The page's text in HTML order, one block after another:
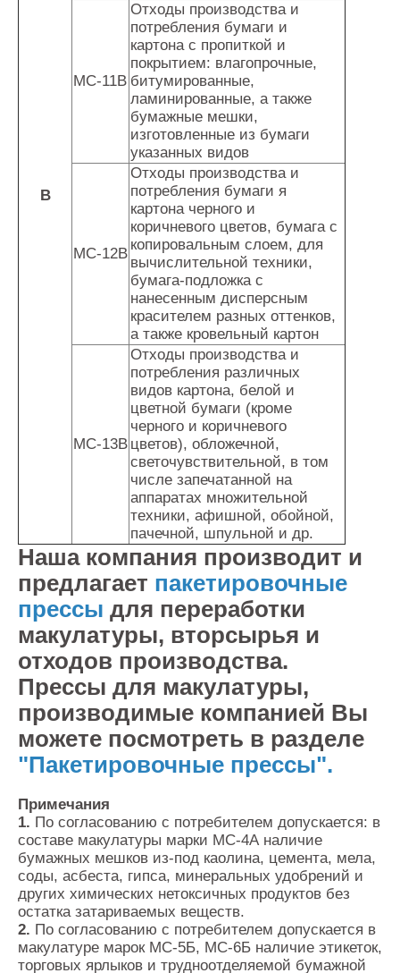
В
МС-11В
Отходы производства и
потребления бумаги и
картона с пропиткой и
покрытием: влагопрочные,
битумированные,
ламинированные, а также
бумажные мешки,
изготовленные из бумаги
указанных видов
МС-12В
Отходы производства и
потребления бумаги я
картона черного и
коричневого цветов, бумага с
копировальным слоем, для
вычислительной техники,
бумага-подложка с
нанесенным дисперсным
красителем разных оттенков,
а также кровельный картон
МС-13В
Отходы производства и
потребления различных
видов картона, белой и
цветной бумаги (кроме
черного и коричневого
цветов), обложечной,
светочувствительной, в том
числе запечатанной на
аппаратах множительной
техники, афишной, обойной,
пачечной, шпульной и др.
Наша компания производит и
предлагает пакетировочные
прессы для переработки
макулатуры, вторсырья и
отходов производства.
Прессы для макулатуры,
производимые компанией Вы
можете посмотреть в разделе
"Пакетировочные прессы".
Примечания
1. По согласованию с потребителем допускается: в
составе макулатуры марки МС-4А наличие
бумажных мешков из-под каолина, цемента, мела,
соды, асбеста, гипса, минеральных удобрений и
других химических нетоксичных продуктов без
остатка затариваемых веществ.
2. По согласованию с потребителем допускается в
макулатуре марок МС-5Б, МС-6Б наличие этикеток,
торговых ярлыков и трудноотделяемой бумажной